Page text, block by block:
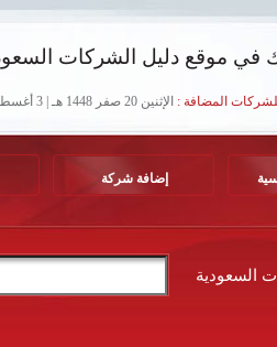
في موقع دليل الشركات
المضافة : الإثنين 20 صفر 1448 هـ | 3 أغسطس 2026 م
إضافة شركة
السعودية